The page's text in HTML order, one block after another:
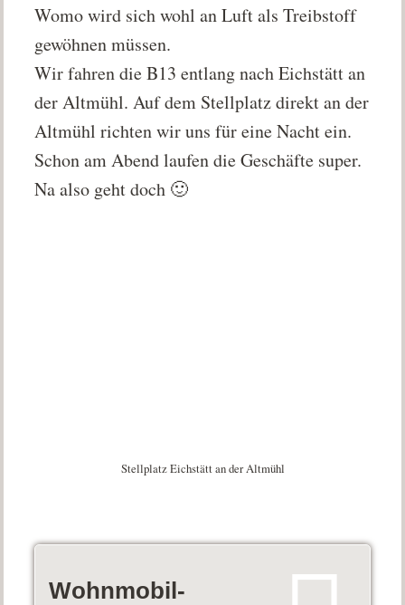
Womo wird sich wohl an Luft als Treibstoff
gewöhnen müssen.
Wir fahren die B13 entlang nach Eichstätt an
der Altmühl. Auf dem Stellplatz direkt an der
Altmühl richten wir uns für eine Nacht ein.
Schon am Abend laufen die Geschäfte super.
Na also geht doch 🙂
Stellplatz Eichstätt an der Altmühl
Wohnmobil-